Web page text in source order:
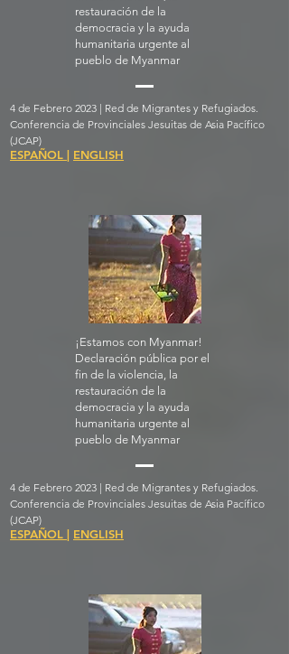
restauración de la
democracia y la ayuda
humanitaria urgente al
pueblo de Myanmar
4 de Febrero 2023 | Red de Migrantes y Refugiados.
Conferencia de Provinciales Jesuitas de Asia Pacífico
(JCAP)
ESPAÑOL | ENGLISH
¡Estamos con Myanmar!
Declaración pública por el
fin de la violencia, la
restauración de la
democracia y la ayuda
humanitaria urgente al
pueblo de Myanmar
4 de Febrero 2023 | Red de Migrantes y Refugiados.
Conferencia de Provinciales Jesuitas de Asia Pacífico
(JCAP)
ESPAÑOL | ENGLISH